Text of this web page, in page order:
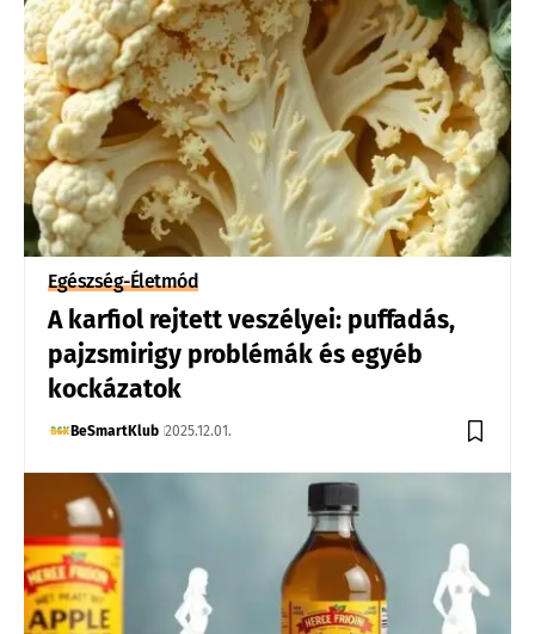
Egészség-Életmód
A karfiol rejtett veszélyei: puffadás,
pajzsmirigy problémák és egyéb
kockázatok
BeSmartKlub 2025.12.01.